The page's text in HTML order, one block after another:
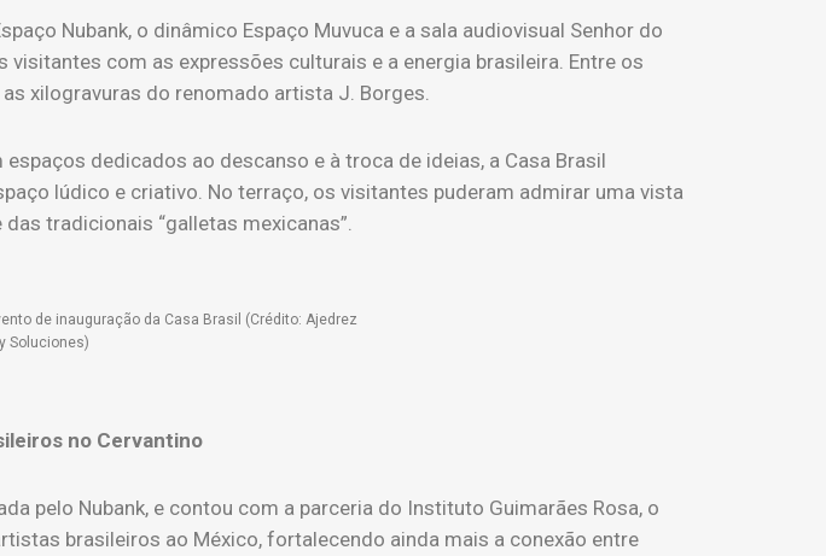
Nubank, o dinâmico Espaço Muvuca e a sala audiovisual Senhor do
com as expressões culturais e a energia brasileira. Entre os
xilogravuras do renomado artista J. Borges.
dedicados ao descanso e à troca de ideias, a Casa Brasil
lúdico e criativo. No terraço, os visitantes puderam admirar uma vista
tradicionais “galletas mexicanas”.
de inauguração da Casa Brasil (Crédito: Ajedrez
Soluciones)
no Cervantino
pelo Nubank, e contou com a parceria do Instituto Guimarães Rosa, o
brasileiros ao México, fortalecendo ainda mais a conexão entre